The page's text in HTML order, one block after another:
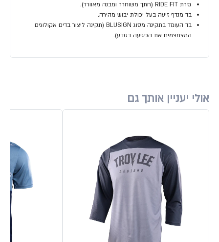
גזרת RIDE FIT (חתך משוחרר ומבנה מאוורר).
בד מנדף זיעה בעל יכולת יבוש מהירה.
בד העומד בתקינה מסוג BLUSIGN (תקינה ליצור בדים אקולוגים
המצמצמים את הפגיעה בטבע).
אולי יעניין אותך גם